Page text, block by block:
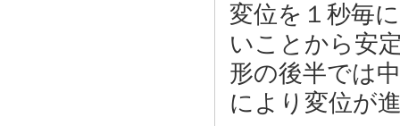
変位を１秒毎
いことから安
形の後半では
により変位が